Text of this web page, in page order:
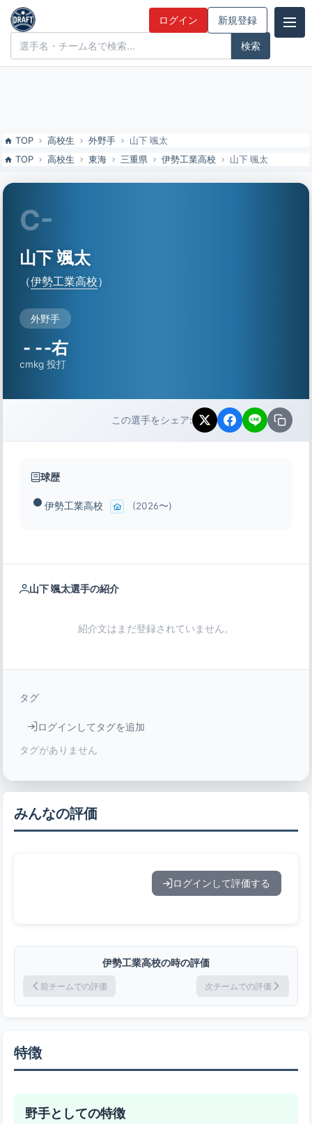
山下 颯太（伊勢工業高校）の特徴とドラフト評価 | ドラフト候補とみ
んなの評価
ドラフト候補とみんなの評価 ログイン 新規登録
TOP 高校生 外野手
山下 颯太
TOP
高校生 東海 三重県 伊勢工業高校 山下 颯太
C-
山下 颯太
（伊勢工業高校）
外野手
-
cm
-
kg
-右
投打
この選手をシェア:
球歴
伊勢工業高校 (2026〜)
山下 颯太選手の紹介
紹介文はまだ登録されていません。
タグ
ログインしてタグを追加
タグがありません
みんなの評価
ログインして評価する
伊勢工業高校の時の評価
前チームでの評価 次チームでの評価
特徴
野手としての特徴